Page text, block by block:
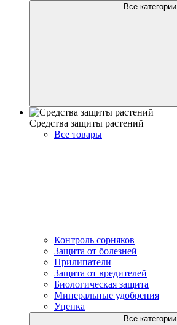
Все категории
Средства защиты растений
Все товары
Контроль сорняков
Защита от болезней
Прилипатели
Защита от вредителей
Биологическая защита
Минеральные удобрения
Уценка
Все категории